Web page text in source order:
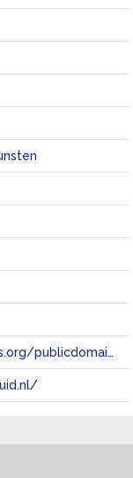
https://creativecommons.org/publicdomain/zero/1.0/